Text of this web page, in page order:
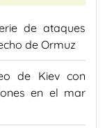
de ataques
de Ormuz
de Kiev con
en el mar